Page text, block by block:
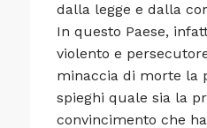
dalla legge e dalla
In questo Paese,
violento e
minaccia di morte la
spieghi quale sia la
convincimento che